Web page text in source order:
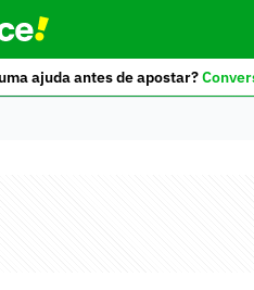
ajuda antes de apostar?